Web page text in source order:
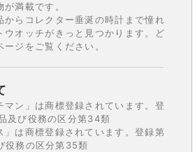
満載です。
からコレクター垂涎の時計まで憧れ
ウオッチがきっと見つかります。ど
ジをご覧ください。
マン」は商標登録されています。登
及び役務の区分第34類
」は商標登録されています。登録第
役務の区分第35類